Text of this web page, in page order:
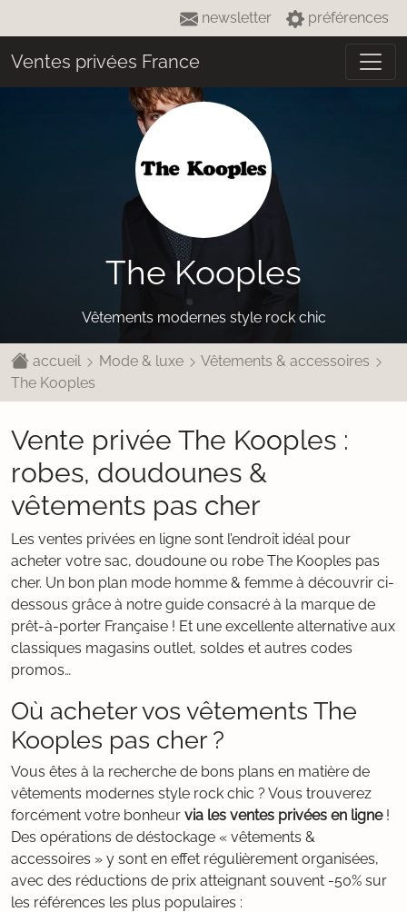
newsletter préférences
Ventes privées France
The Kooples
Vêtements modernes style rock chic
accueil Mode & luxe
Vêtements & accessoires
The Kooples
Vente privée The Kooples :
robes, doudounes &
vêtements pas cher
Les ventes privées en ligne sont l’endroit idéal pour
acheter votre sac, doudoune ou robe The Kooples pas
cher. Un bon plan mode homme & femme à découvrir ci-
dessous grâce à notre guide consacré à la marque de
prêt-à-porter Française ! Et une excellente alternative aux
classiques magasins outlet, soldes et autres codes
promos…
Où acheter vos vêtements The
Kooples pas cher ?
Vous êtes à la recherche de bons plans en matière de
vêtements modernes style rock chic ? Vous trouverez
forcément votre bonheur via les ventes privées en ligne!
Des opérations de déstockage « vêtements &
accessoires » y sont en effet régulièrement organisées,
avec des réductions de prix atteignant souvent -50% sur
les références les plus populaires :